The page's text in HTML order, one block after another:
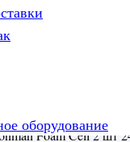
оборудование
для Toyota
Foam Cell
Foam Cell2 шт